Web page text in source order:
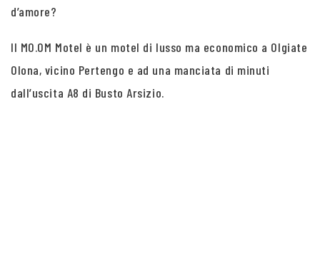
d’amore?
Il MO.OM Motel è un motel di lusso ma economico a Olgiate
Olona, vicino Pertengo e ad una manciata di minuti
dall’uscita A8 di Busto Arsizio.